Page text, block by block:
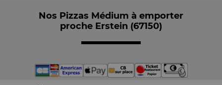
Nos Pizzas Médium à emporter
proche Erstein (67150)